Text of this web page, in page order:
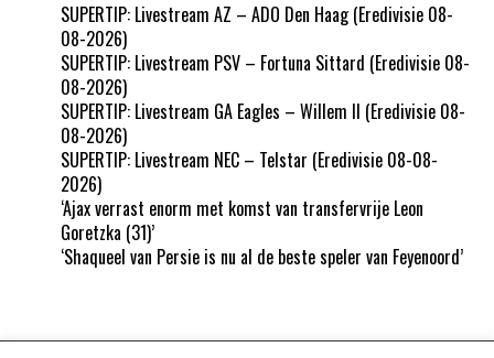
SUPERTIP: Livestream AZ – ADO Den Haag (Eredivisie 08-
08-2026)
SUPERTIP: Livestream PSV – Fortuna Sittard (Eredivisie 08-
08-2026)
SUPERTIP: Livestream GA Eagles – Willem II (Eredivisie 08-
08-2026)
SUPERTIP: Livestream NEC – Telstar (Eredivisie 08-08-
2026)
‘Ajax verrast enorm met komst van transfervrije Leon
Goretzka (31)’
‘Shaqueel van Persie is nu al de beste speler van Feyenoord’